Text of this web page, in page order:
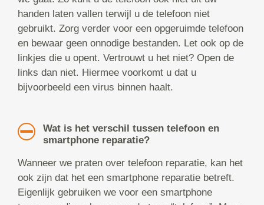
handen laten vallen terwijl u de telefoon niet
gebruikt. Zorg verder voor een opgeruimde telefoon
en bewaar geen onnodige bestanden. Let ook op de
linkjes die u opent. Vertrouwt u het niet? Open de
links dan niet. Hiermee voorkomt u dat u
bijvoorbeeld een virus binnen haalt.
Wat is het verschil tussen telefoon en
smartphone reparatie?
Wanneer we praten over telefoon reparatie, kan het
ook zijn dat het een smartphone reparatie betreft.
Eigenlijk gebruiken we voor een smartphone